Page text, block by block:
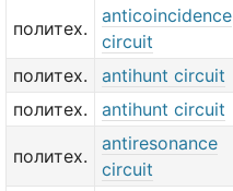
политех.
anticoincidence
circuit
политех. antihunt circuit
политех.
antihunt circuit
политех.
antiresonance
circuit